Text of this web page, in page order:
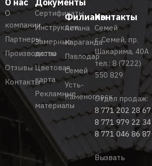
О
компании
Партнеры
Производство
Отзывы
Контакты
Сертификаты
Инструкции
Замерные
листы
Цветовая
карта
Рекламные
материалы
Филиалы
Астана
Караганда
Павлодар
Семей
Усть-
Каменогорск
Контакты
Семей
г. Семей, пр.
Шакарима, 40А
тел.: 8 (7222)
550 829
Отдел продаж:
8 771 202 28 67
8 771 979 22 34
8 771 046 86 87
Вызвать